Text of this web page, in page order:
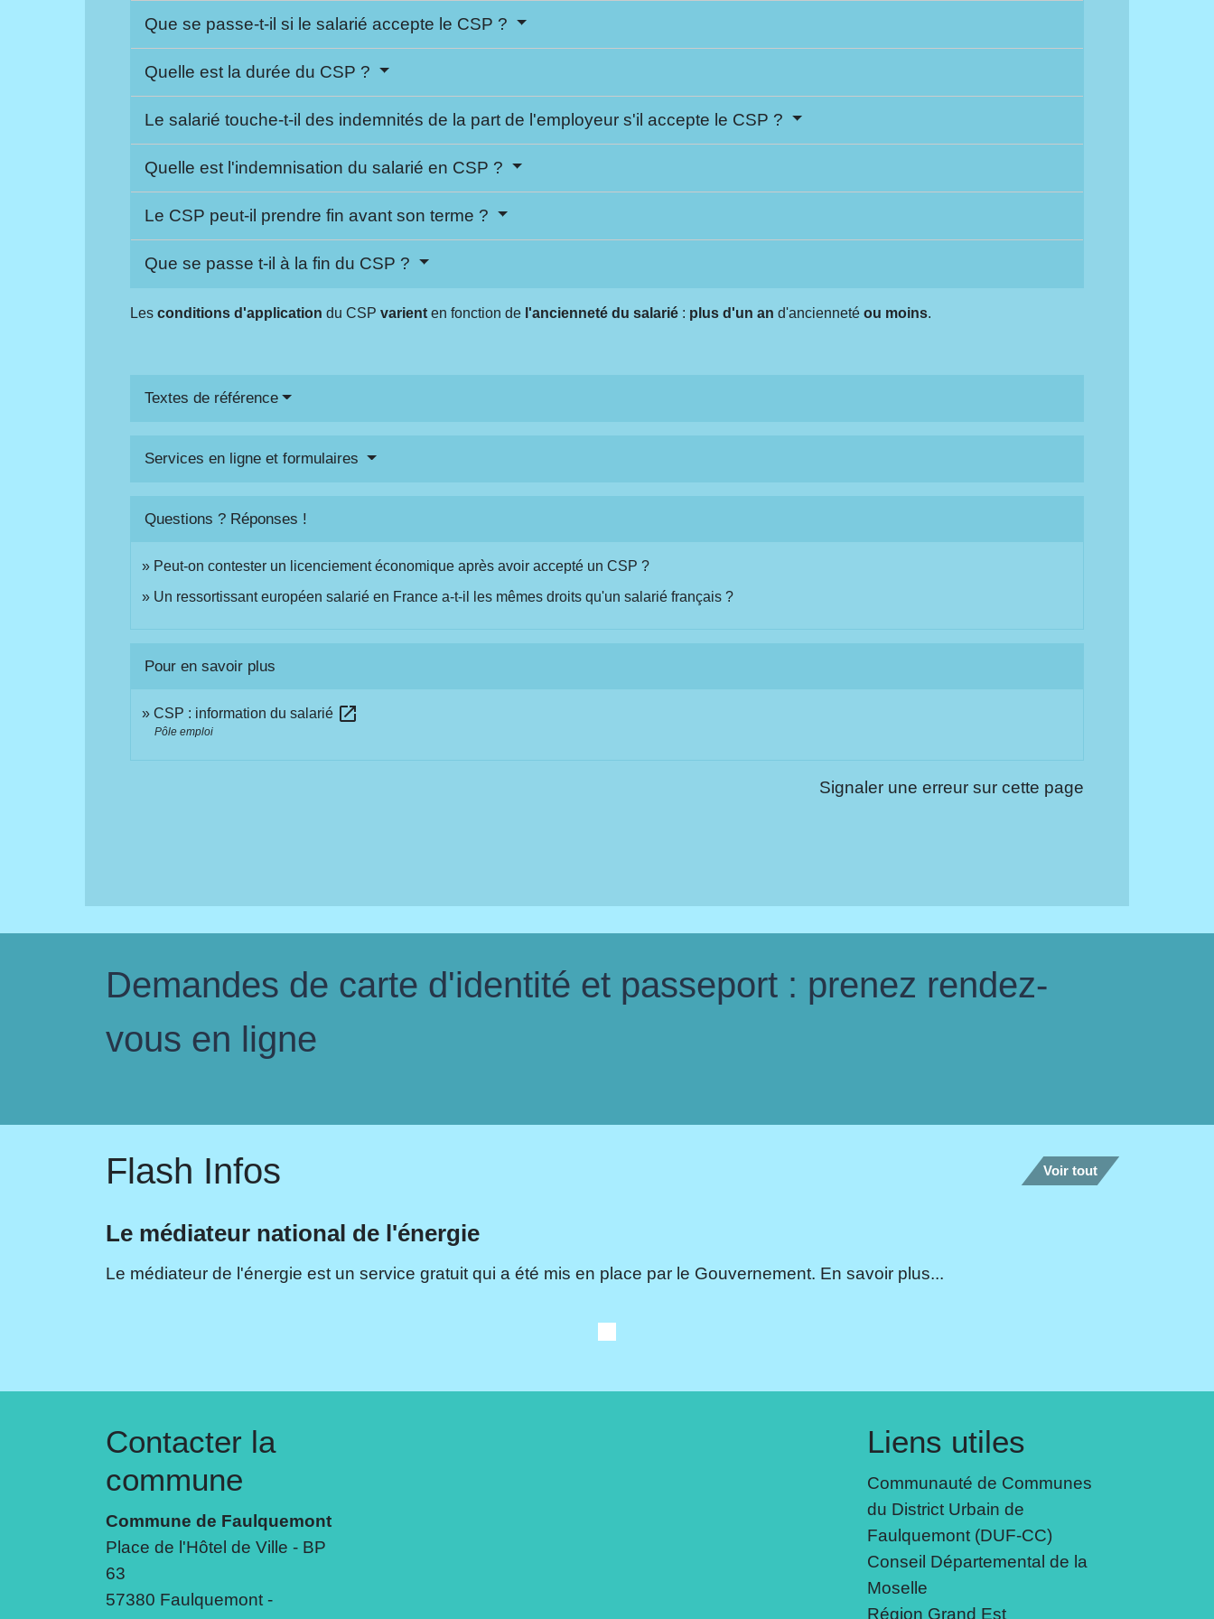
Que se passe-t-il si le salarié accepte le CSP ?
Quelle est la durée du CSP ?
Le salarié touche-t-il des indemnités de la part de l'employeur s'il accepte le CSP ?
Quelle est l'indemnisation du salarié en CSP ?
Le CSP peut-il prendre fin avant son terme ?
Que se passe t-il à la fin du CSP ?
Lesconditions d'application du CSPvarient en fonction de l'ancienneté du salarié : plus d'un an d'anciennetéou moins.
Textes de référence
Services en ligne et formulaires
Questions ? Réponses !
Peut-on contester un licenciement économique après avoir accepté un CSP ?
Un ressortissant européen salarié en France a-t-il les mêmes droits qu'un salarié français ?
Pour en savoir plus
CSP : information du salarié open_in_new
Pôle emploi
Signaler une erreur sur cette page
Demandes de carte d'identité et passeport : prenez rendez-
vous en ligne
Flash Infos Voir tout
Le médiateur national de l'énergie
Le médiateur de l'énergie est un service gratuit qui a été mis en place par le Gouvernement. En savoir plus...
Contacter la
commune
Commune de Faulquemont
Place de l'Hôtel de Ville - BP
63
57380 Faulquemont -
Liens utiles
Communauté de Communes
du District Urbain de
Faulquemont (DUF-CC)
Conseil Départemental de la
Moselle
Région Grand Est